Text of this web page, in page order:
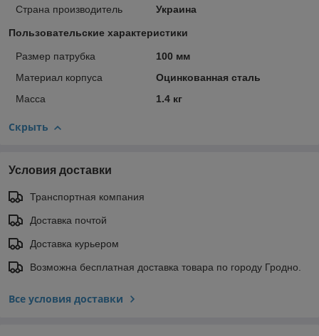
Страна производитель Украина
Пользовательские характеристики
Размер патрубка
100 мм
Материал корпуса
Оцинкованная сталь
Масса
1.4 кг
Скрыть
Условия доставки
Транспортная компания
Доставка почтой
Доставка курьером
Возможна бесплатная доставка товара по городу Гродно.
Все условия доставки